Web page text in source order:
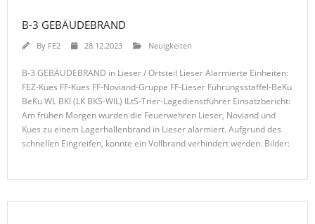
B-3 GEBÄUDEBRAND
By FE2 28.12.2023 Neuigkeiten
B-3 GEBÄUDEBRAND in Lieser / Ortsteil Lieser Alarmierte Einheiten:
FEZ-Kues FF-Kues FF-Noviand-Gruppe FF-Lieser Führungsstaffel-BeKu
BeKu WL BKI (LK BKS-WIL) ILtS-Trier-Lagedienstführer Einsatzbericht:
Am frühen Morgen wurden die Feuerwehren Lieser, Noviand und
Kues zu einem Lagerhallenbrand in Lieser alarmiert. Aufgrund des
schnellen Eingreifen, konnte ein Vollbrand verhindert werden. Bilder: